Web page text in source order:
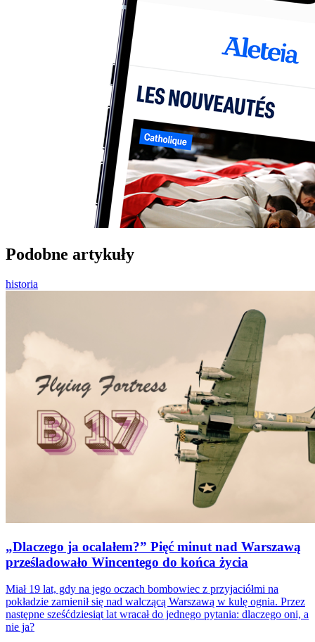
Podobne artykuły
historia
„Dlaczego ja ocalałem?” Pięć minut nad Warszawą
prześladowało Wincentego do końca życia
Miał 19 lat, gdy na jego oczach bombowiec z przyjaciółmi na
pokładzie zamienił się nad walczącą Warszawą w kulę ognia. Przez
następne sześćdziesiąt lat wracał do jednego pytania: dlaczego oni, a
nie ja?